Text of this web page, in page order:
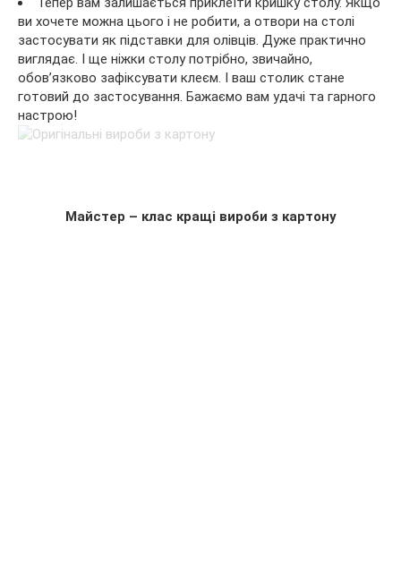
ви хочете можна цього і не робити, а отвори на столі
застосувати як підставки для олівців. Дуже практично
виглядає. І ще ніжки столу потрібно, звичайно,
обов’язково зафіксувати клеєм. І ваш столик стане
готовий до застосування. Бажаємо вам удачі та гарного
настрою!
Майстер – клас кращі вироби з картону